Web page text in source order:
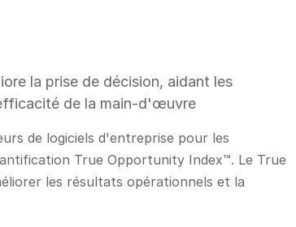
la prise de décision, aidant les
de la main-d'œuvre
de logiciels d'entreprise pour les
True Opportunity Index™. Le True
les résultats opérationnels et la